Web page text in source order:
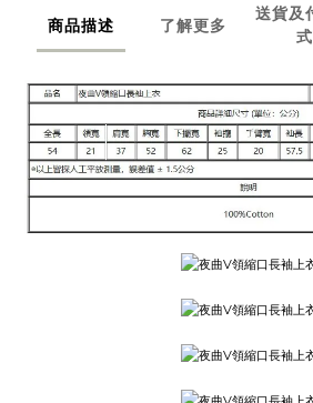
商品描述 了解更多
送貨及
式